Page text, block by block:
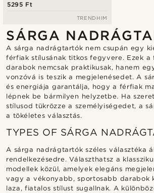
5295 Ft
TRENDHIM
SÁRGA
A sárga nadrágtartók nem csupán egy
férfiak stílusának titkos fegyvere. Ezek a
darabok nemcsak praktikusak, hanem
vonzóvá is teszik a megjelenésedet. A
és energiája garantálja, hogy a férfiak
lépnek be bármilyen helyzetbe. Ha
stílusod tükrözze a személyiségedet, a
a tökéletes választás.
TYPES OF SÁRGA
A sárga nadrágtartók széles választéka
rendelkezésedre. Választhatsz a
modellek közül, amelyek elegáns
vagy a vékonyabb, sportosabb darabok
laza, fiatalos stílust sugallnak. A